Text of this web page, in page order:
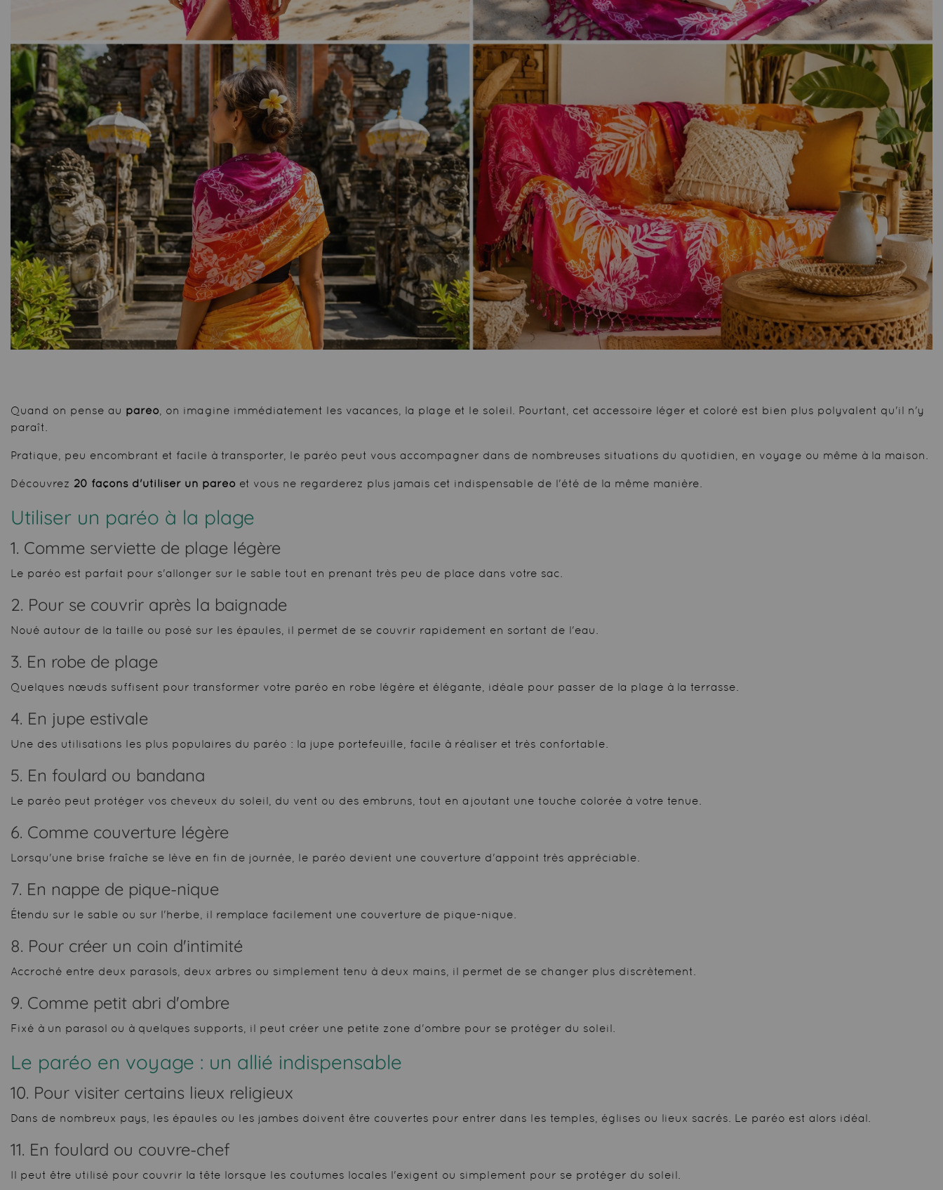
Quand on pense au paréo, on imagine immédiatement les vacances, la plage et le soleil. Pourtant, cet accessoire léger et coloré est bien plus polyvalent qu'il n'y
paraît.
Pratique, peu encombrant et facile à transporter, le paréo peut vous accompagner dans de nombreuses situations du quotidien, en voyage ou même à la maison.
Découvrez 20 façons d'utiliser un paréo et vous ne regarderez plus jamais cet indispensable de l'été de la même manière.
Utiliser un paréo à la plage
1. Comme serviette de plage légère
Le paréo est parfait pour s'allonger sur le sable tout en prenant très peu de place dans votre sac.
2. Pour se couvrir après la baignade
Noué autour de la taille ou posé sur les épaules, il permet de se couvrir rapidement en sortant de l'eau.
3. En robe de plage
Quelques nœuds suffisent pour transformer votre paréo en robe légère et élégante, idéale pour passer de la plage à la terrasse.
4. En jupe estivale
Une des utilisations les plus populaires du paréo : la jupe portefeuille, facile à réaliser et très confortable.
5. En foulard ou bandana
Le paréo peut protéger vos cheveux du soleil, du vent ou des embruns, tout en ajoutant une touche colorée à votre tenue.
6. Comme couverture légère
Lorsqu'une brise fraîche se lève en fin de journée, le paréo devient une couverture d'appoint très appréciable.
7. En nappe de pique-nique
Étendu sur le sable ou sur l'herbe, il remplace facilement une couverture de pique-nique.
8. Pour créer un coin d'intimité
Accroché entre deux parasols, deux arbres ou simplement tenu à deux mains, il permet de se changer plus discrètement.
9. Comme petit abri d'ombre
Fixé à un parasol ou à quelques supports, il peut créer une petite zone d'ombre pour se protéger du soleil.
Le paréo en voyage : un allié indispensable
10. Pour visiter certains lieux religieux
Dans de nombreux pays, les épaules ou les jambes doivent être couvertes pour entrer dans les temples, églises ou lieux sacrés. Le paréo est alors idéal.
11. En foulard ou couvre-chef
Il peut être utilisé pour couvrir la tête lorsque les coutumes locales l'exigent ou simplement pour se protéger du soleil.